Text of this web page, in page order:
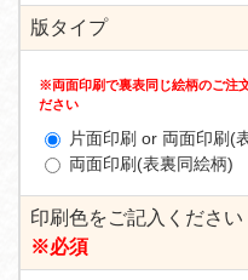
版タイプ
※両面印刷で裏表同じ絵柄のご注
ださい
片面印刷 or 両面印刷(
両面印刷(表裏同絵柄)
印刷色をご記入ください
※必須